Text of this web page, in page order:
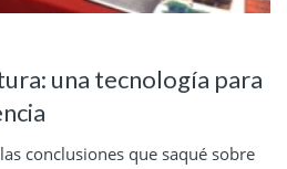
una tecnología para
conclusiones que saqué sobre